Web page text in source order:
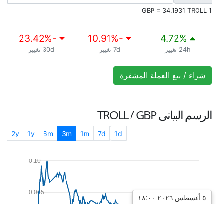
1 GBP = 34.1931 TROLL
4.72%
24h تغيير
-10.91
%
7d تغيير
-23.42
%
30d تغيير
شراء / بيع العملة المشفرة
الرسم البيانىTROLL / GBP
1d
7d
1m
3m
6m
1y
2y
0.065
0.10
٥ أغسطس ٢٠٢٦ ١٨:٠٠